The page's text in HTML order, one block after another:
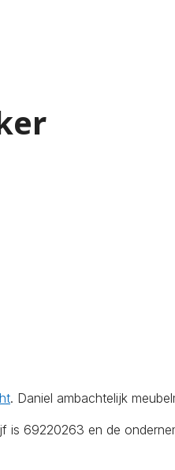
. Daniel ambachtelijk
69220263 en de